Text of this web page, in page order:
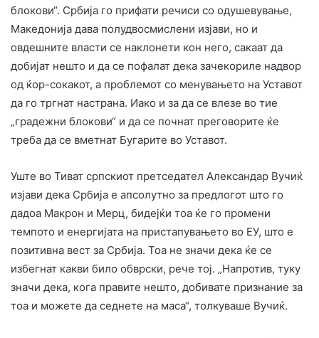
блокови“. Србија го прифати речиси со одушевување,
Македонија дава полудвосмислени изјави, но и
овдешните власти се наклонети кон него, сакаат да
добијат нешто и да се пофалат дека зачекориле надвор
од ќор-сокакот, а проблемот со менувањето на Уставот
да го тргнат настрана. Иако и за да се влезе во тие
„градежни блокови“ и да се почнат преговорите ќе
треба да се вметнат Бугарите во Уставот.
Уште во Тиват српскиот претседател Александар Вучиќ
изјави дека Србија е апсолутно за предлогот што го
дадоа Макрон и Мерц, бидејќи тоа ќе го промени
темпото и енергијата на пристапувањето во ЕУ, што е
позитивна вест за Србија. Тоа не значи дека ќе се
избегнат какви било обврски, рече тој. „Напротив, туку
значи дека, кога правите нешто, добивате признание за
тоа и можете да седнете на маса“, толкуваше Вучиќ.